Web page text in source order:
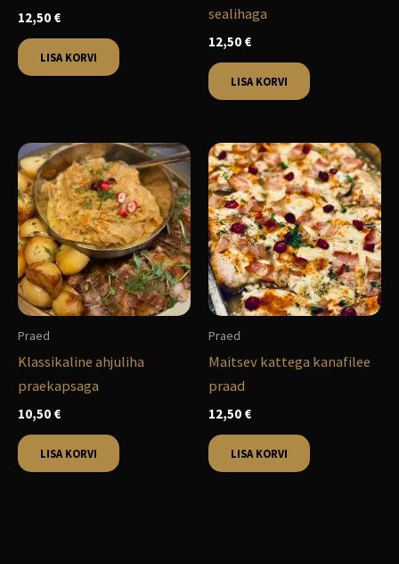
12,50 €
LISA KORVI
sealihaga
12,50 €
LISA KORVI
Praed
Klassikaline ahjuliha
praekapsaga
10,50 €
LISA KORVI
Praed
Maitsev kattega kanafilee
praad
12,50 €
LISA KORVI